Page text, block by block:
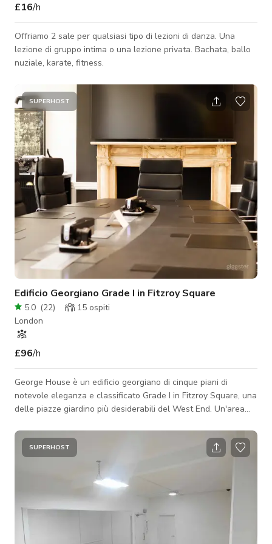
£16/h
Offriamo 2 sale per qualsiasi tipo di lezioni di danza. Una
lezione di gruppo intima o una lezione privata. Bachata, ballo
nuziale, karate, fitness.
SUPERHOST
Edificio Georgiano Grade I in Fitzroy Square
5.0 (22) 15 ospiti
London
£96/h
George House è un edificio georgiano di cinque piani di
notevole eleganza e classificato Grade I in Fitzroy Square, una
delle piazze giardino più desiderabili del West End. Un'area
è stata una volta la casa di George Bernard Shaw, Virginia
Woolf e del Primo Ministro Lord Salisbury. La zona è
contemporanea ed è nota per le sue location di ospitalità di
SUPERHOST